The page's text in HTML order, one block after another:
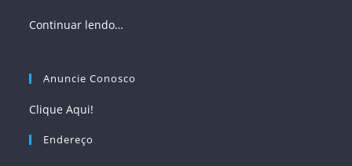
Continuar lendo…
Anuncie Conosco
Clique Aqui!
Endereço